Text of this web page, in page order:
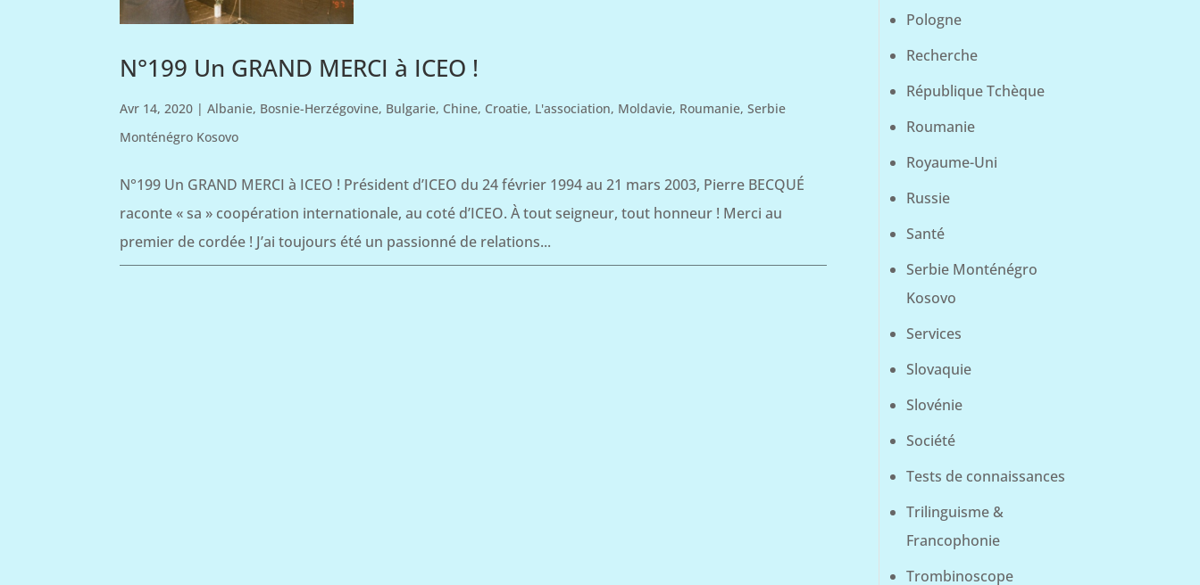
N°199 Un GRAND MERCI à ICEO !
Avr 14, 2020 |Albanie, Bosnie-Herzégovine, Bulgarie, Chine, Croatie, L'association, Moldavie, Roumanie,Serbie
Monténégro Kosovo
N°199 Un GRAND MERCI à ICEO ! Président d’ICEO du 24 février 1994 au 21 mars 2003, Pierre BECQUÉ
raconte « sa » coopération internationale, au coté d’ICEO. À tout seigneur, tout honneur ! Merci au
premier de cordée ! J’ai toujours été un passionné de relations...
Pologne
Recherche
République Tchèque
Roumanie
Royaume-Uni
Russie
Santé
Serbie Monténégro
Kosovo
Services
Slovaquie
Slovénie
Société
Tests de connaissances
Trilinguisme &
Francophonie
Trombinoscope